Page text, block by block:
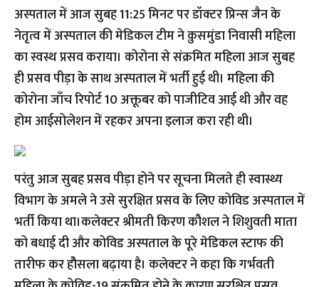
अस्पताल में आज सुबह 11:25 मिनट पर डॉक्टर प्रिन्स जैन के
नेतृत्व में अस्पताल की मेडिकल टीम ने क़ुसमुंडा निवासी महिला
का स्वस्थ प्रसव कराया। कोरोना से संक्रमित महिला आज सुबह
ही प्रसव पीड़ा के साथ अस्पताल में भर्ती हुई थी। महिला की
कोरोना जाँच रिपोर्ट 10 अक्तूबर को पाजीटिव आई थी और वह
होम आईसोलेशन में रहकर अपना इलाज करा रही थी।
परंतु आज सुबह प्रसव पीड़ा होने पर सूचना मिलते ही स्वास्थ्य
विभाग के अमले ने उसे सुरक्षित प्रसव के लिए कोविड अस्पताल में
भर्ती किया था।कलेक्टर श्रीमती किरण कौशल ने शिशुवती माता
को बधाई दी और कोविड अस्पताल के पूरे मेडिकल स्टाफ की
तारीफ कर होैसला बढ़ाया है। कलेक्टर ने कहा कि गर्भवती